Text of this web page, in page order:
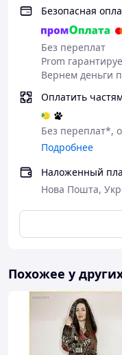
Безопасная
Без переплат
Prom
Вернем деньги
Оплатить
Без переплат*,
Подробнее
Наложенный
Нова Пошта,
Похожее у